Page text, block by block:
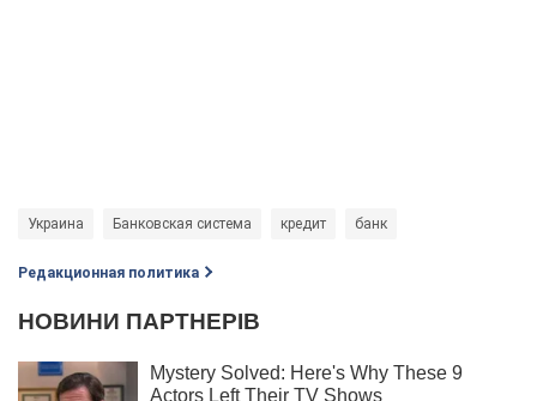
Украина Банковская система кредит банк
Редакционная политика